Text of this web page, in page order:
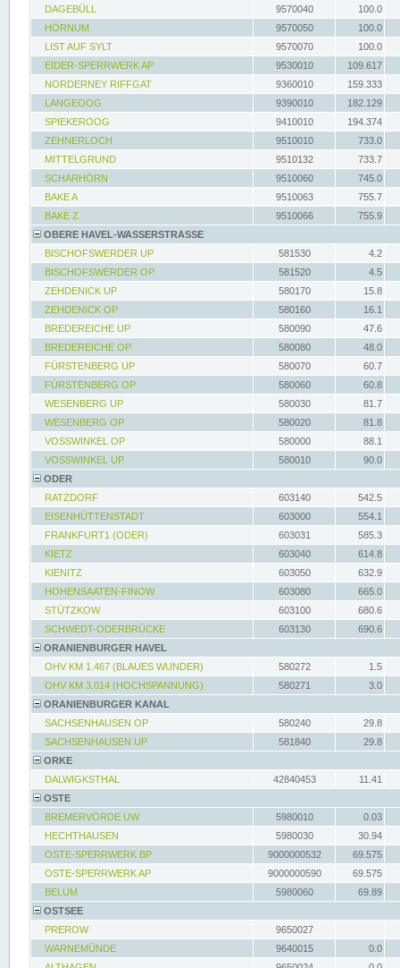
DAGEBÜLL 9570040
100.0
HÖRNUM
9570050
100.0
LIST AUF SYLT
9570070
100.0
EIDER-SPERRWERK AP
9530010
109.617
NORDERNEY RIFFGAT
9360010
159.333
LANGEOOG
9390010
182.129
SPIEKEROOG
9410010
194.374
ZEHNERLOCH
9510010
733.0
MITTELGRUND
9510132
733.7
SCHARHÖRN
9510060
745.0
BAKE A
9510063
755.7
BAKE Z
9510066
755.9
OBERE HAVEL-WASSERSTRASSE
BISCHOFSWERDER UP
581530
4.2
BISCHOFSWERDER OP
581520
4.5
ZEHDENICK UP
580170
15.8
ZEHDENICK OP
580160
16.1
BREDEREICHE UP
580090
47.6
BREDEREICHE OP
580080
48.0
FÜRSTENBERG UP
580070
60.7
FÜRSTENBERG OP
580060
60.8
WESENBERG UP
580030
81.7
WESENBERG OP
580020
81.8
VOSSWINKEL OP
580000
88.1
VOSSWINKEL UP
580010
90.0
ODER
RATZDORF
603140
542.5
EISENHÜTTENSTADT
603000
554.1
FRANKFURT1 (ODER)
603031
585.3
KIETZ
603040
614.8
KIENITZ
603050
632.9
HOHENSAATEN-FINOW
603080
665.0
STÜTZKOW
603100
680.6
SCHWEDT-ODERBRÜCKE
603130
690.6
ORANIENBURGER HAVEL
OHV KM 1.467 (BLAUES WUNDER)
580272
1.5
OHV KM 3.014 (HOCHSPANNUNG)
580271
3.0
ORANIENBURGER KANAL
SACHSENHAUSEN OP
580240
29.8
SACHSENHAUSEN UP
581840
29.8
ORKE
DALWIGKSTHAL
42840453
11.41
OSTE
BREMERVÖRDE UW
5980010
0.03
HECHTHAUSEN
5980030
30.94
OSTE-SPERRWERK BP
9000000532
69.575
OSTE-SPERRWERK AP
9000000590
69.575
BELUM
5980060
69.89
OSTSEE
PREROW
9650027
WARNEMÜNDE
9640015
0.0